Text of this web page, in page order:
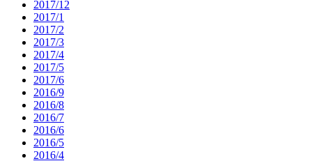
2017/12
2017/1
2017/2
2017/3
2017/4
2017/5
2017/6
2016/9
2016/8
2016/7
2016/6
2016/5
2016/4